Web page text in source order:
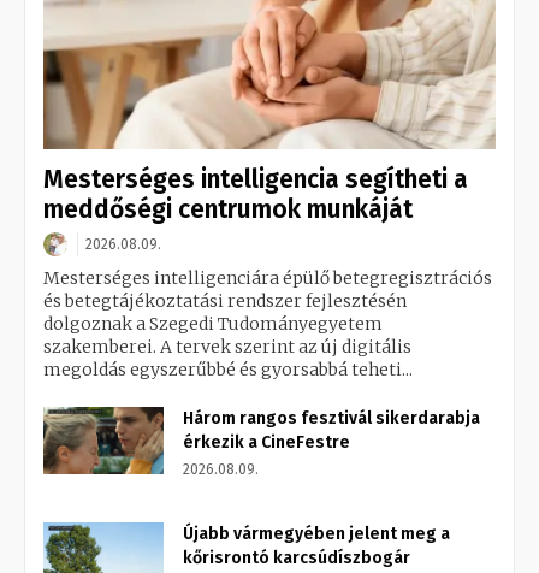
Mesterséges intelligencia segítheti a
meddőségi centrumok munkáját
2026.08.09.
Mesterséges intelligenciára épülő betegregisztrációs
és betegtájékoztatási rendszer fejlesztésén
dolgoznak a Szegedi Tudományegyetem
szakemberei. A tervek szerint az új digitális
megoldás egyszerűbbé és gyorsabbá teheti...
Három rangos fesztivál sikerdarabja
érkezik a CineFestre
2026.08.09.
Újabb vármegyében jelent meg a
kőrisrontó karcsúdíszbogár